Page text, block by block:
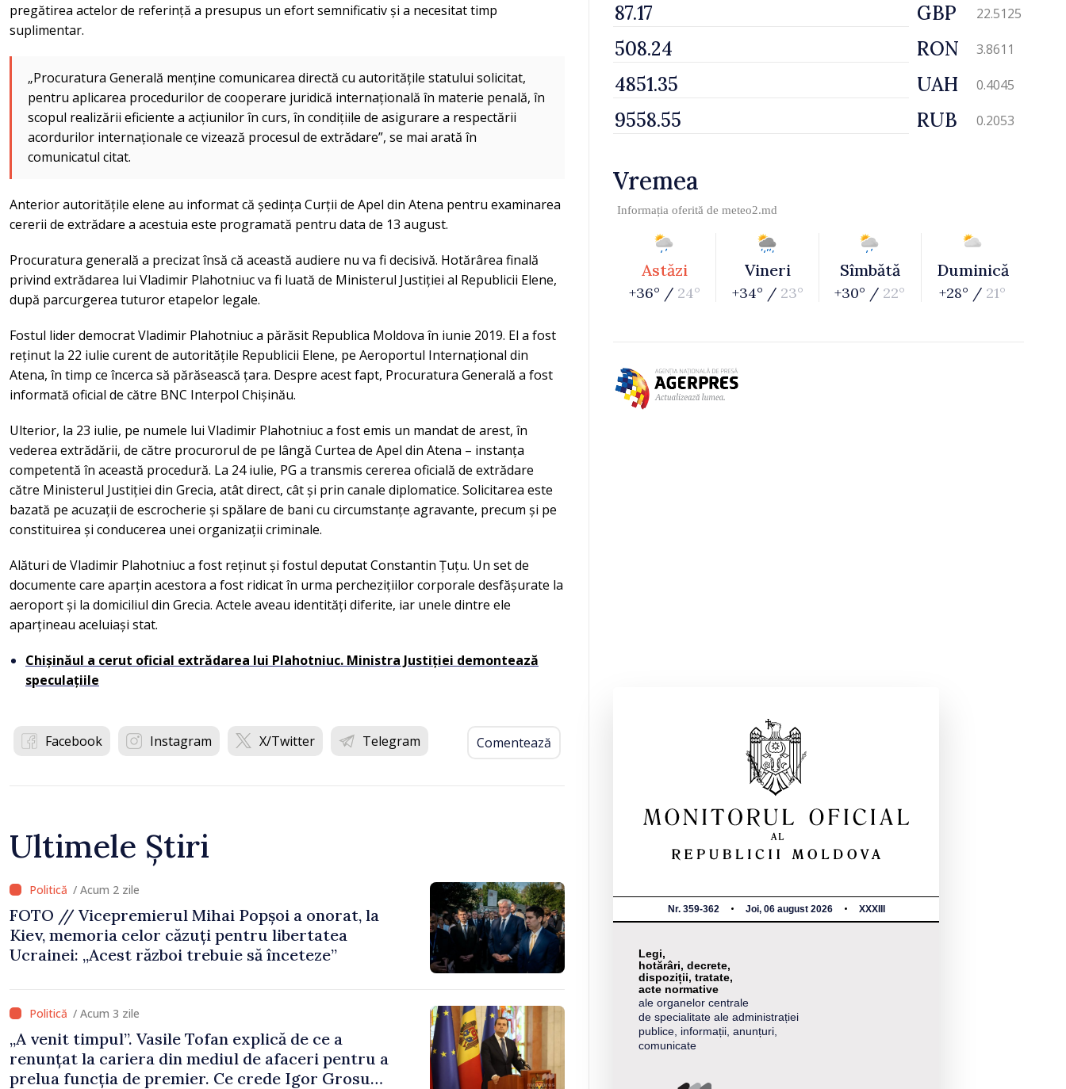
pregătirea actelor de referință a presupus un efort semnificativ și a necesitat timp
suplimentar.
„Procuratura Generală menține comunicarea directă cu autoritățile statului solicitat,
pentru aplicarea procedurilor de cooperare juridică internațională în materie penală, în
scopul realizării eficiente a acțiunilor în curs, în condițiile de asigurare a respectării
acordurilor internaționale ce vizează procesul de extrădare”, se mai arată în
comunicatul citat.
Anterior autoritățile elene au informat că ședința Curții de Apel din Atena pentru examinarea
cererii de extrădare a acestuia este programată pentru data de 13 august.
Procuratura generală a precizat însă că această audiere nu va fi decisivă. Hotărârea finală
privind extrădarea lui Vladimir Plahotniuc va fi luată de Ministerul Justiției al Republicii Elene,
după parcurgerea tuturor etapelor legale.
Fostul lider democrat Vladimir Plahotniuc a părăsit Republica Moldova în iunie 2019. El a fost
reținut la 22 iulie curent de autoritățile Republicii Elene, pe Aeroportul Internațional din
Atena, în timp ce încerca să părăsească țara. Despre acest fapt, Procuratura Generală a fost
informată oficial de către BNC Interpol Chișinău.
Ulterior, la 23 iulie, pe numele lui Vladimir Plahotniuc a fost emis un mandat de arest, în
vederea extrădării, de către procurorul de pe lângă Curtea de Apel din Atena – instanța
competentă în această procedură. La 24 iulie, PG a transmis cererea oficială de extrădare
către Ministerul Justiției din Grecia, atât direct, cât și prin canale diplomatice. Solicitarea este
bazată pe acuzații de escrocherie și spălare de bani cu circumstanțe agravante, precum și pe
constituirea și conducerea unei organizații criminale.
Alături de Vladimir Plahotniuc a fost reținut și fostul deputat Constantin Țuțu. Un set de
documente care aparțin acestora a fost ridicat în urma perchezițiilor corporale desfășurate la
aeroport și la domiciliul din Grecia. Actele aveau identități diferite, iar unele dintre ele
aparțineau aceluiași stat.
Chișinăul a cerut oficial extrădarea lui Plahotniuc. Ministra Justiției demontează
speculațiile
Facebook Instagram X/Twitter Telegram Comentează
Ultimele Știri
/ Acum 2 zile
FOTO // Vicepremierul Mihai Popșoi a onorat, la
Kiev, memoria celor căzuți pentru libertatea
Ucrainei: „Acest război trebuie să înceteze”
/ Acum 3 zile
„A venit timpul”. Vasile Tofan explică de ce a
renunțat la cariera din mediul de afaceri pentru a
prelua funcția de premier. Ce crede Igor Grosu
GBP 22.5125
RON 3.8611
UAH 0.4045
RUB 0.2053
Vremea
Informația oferită de meteo2.md
Astăzi
+36° / 24°
Vineri
+34° / 23°
Sîmbătă
+30° / 22°
Duminică
+28° / 21°
Nr. 359-362 Joi, 06 august 2026 XXXIII
Legi,
hotărâri, decrete,
dispoziții, tratate,
acte normative
ale organelor centrale
de specialitate ale administrației
publice, informații, anunțuri,
comunicate